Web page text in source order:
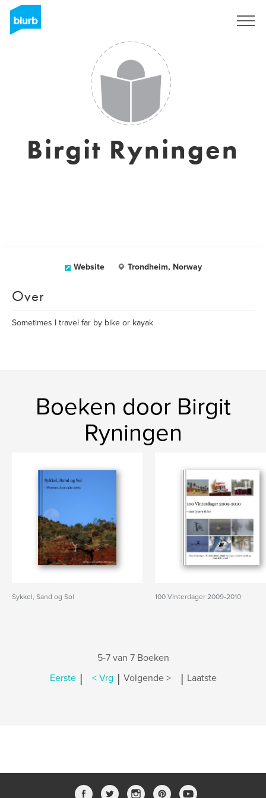
Birgit Ryningen
Website Trondheim, Norway
Over
Sometimes I travel far by bike or kayak
Boeken door Birgit
Ryningen
Sykkel, Sand og Sol 100 Vinterdager 2009-2010
5-7 van 7 Boeken
Eerste | < Vrg | Volgende > | Laatste